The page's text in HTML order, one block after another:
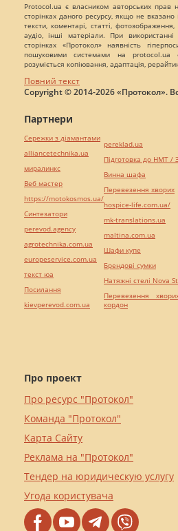
Protocol.ua є власником авторських прав
сторінках даного ресурсу, якщо не
тексти, коментарі, статті,
аудіо, інші матеріали. При
сторінках «Протокол» наявність
пошуковими системами на protocol.ua
розуміється копіювання, адаптація,
Повний текст
Copyright © 2014-2026 «Протокол».
Про проект
Про ресурс "Протокол"
Команда "Протокол"
Карта Сайту
Реклама на "Протокол"
Тендер на юридическую услугу
Угода користувача
Партнери
Сережки з діамантами
alliancetechnika.ua
миралинкс
Веб мастер
https://motokosmos.ua/
Синтезатори
perevod.agency
agrotechnika.com.ua
europeservice.com.ua
текст юа
Посилання
kievperevod.com.ua
pereklad.ua
Підготовка до НМТ /
Винна шафа
Перевезення хворих
hospice-life.com.ua/
mk-translations.ua
maltina.com.ua
Шафи купе
Брендові сумки
Натяжні стелі Nova
Перевезення
кордон